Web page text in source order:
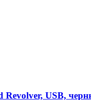
Revolver, USB,